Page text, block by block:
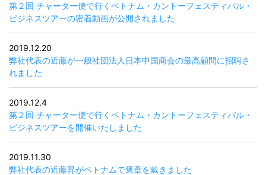
第２回 チャーター便で行くベトナム・カントーフェスティバル・
ビジネスツアーの密着動画が公開されました
2019.12.20
弊社代表の近藤が一般社団法人日本中国商会の最高顧問に招聘さ
れました
2019.12.4
第２回 チャーター便で行くベトナム・カントーフェスティバル・
ビジネスツアーを開催いたしました
2019.11.30
弊社代表の近藤昇がベトナムで褒章を戴きました